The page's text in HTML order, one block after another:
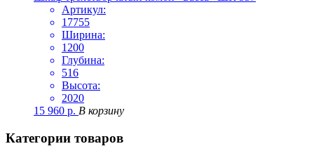
Артикул:
17755
Ширина:
1200
Глубина:
516
Высота:
2020
15 960 р. В корзину
Категории товаров